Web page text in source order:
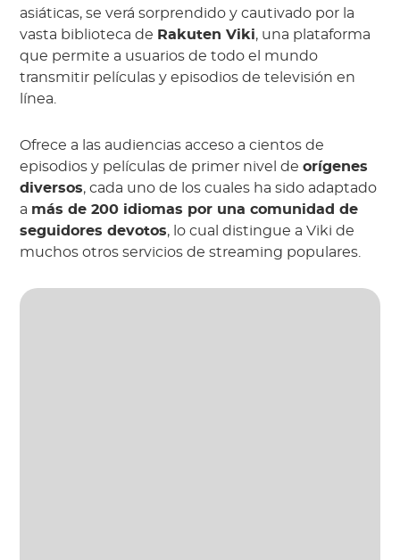
asiáticas, se verá sorprendido y cautivado por la
vasta biblioteca de Rakuten Viki, una plataforma
que permite a usuarios de todo el mundo
transmitir películas y episodios de televisión en
línea.
Ofrece a las audiencias acceso a cientos de
episodios y películas de primer nivel deorígenes
diversos, cada uno de los cuales ha sido adaptado
a más de 200 idiomas por una comunidad de
seguidores devotos, lo cual distingue a Viki de
muchos otros servicios de streaming populares.